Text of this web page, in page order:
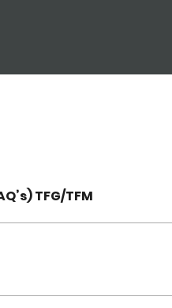
TFG/TFM